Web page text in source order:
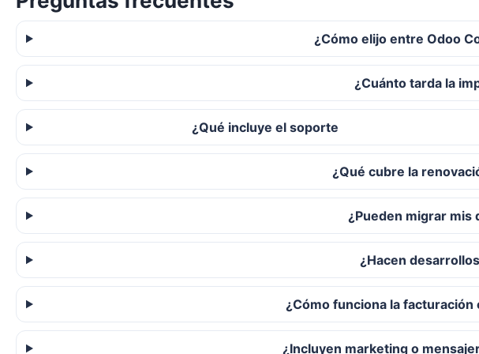
¿Cómo elijo entre Odoo
¿Cuánto tarda la
¿Qué incluye el soporte
¿Qué cubre la
¿Pueden migrar mis
¿Hacen
¿Cómo funciona la
¿Incluyen marketing o